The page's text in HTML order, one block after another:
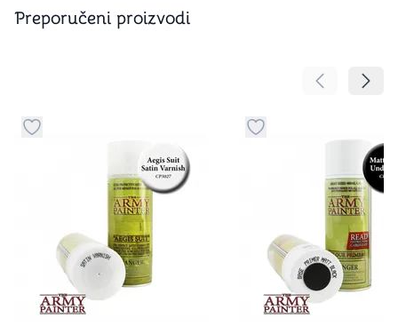
Preporučeni proizvodi
Pomeranje
Dugme za dodavanje stvari u kategoriju omiljeno
Dugme za dodavanje